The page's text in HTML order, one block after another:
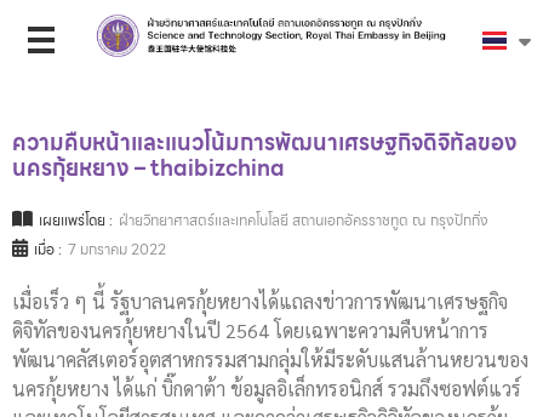
ความคืบหน้าและแนวโน้มการพัฒนาเศรษฐกิจดิจิทัลของ
นครกุ้ยหยาง – thaibizchina
เผยแพร่โดย : ฝ่ายวิทยาศาสตร์และเทคโนโลยี สถานเอกอัครราชทูต ณ กรุงปักกิ่ง
เมื่อ : 7 มกราคม 2022
เมื่อเร็ว ๆ นี้ รัฐบาลนครกุ้ยหยางได้แถลงข่าวการพัฒนาเศรษฐกิจ
ดิจิทัลของนครกุ้ยหยางในปี 2564 โดยเฉพาะความคืบหน้าการ
พัฒนาคลัสเตอร์อุตสาหกรรมสามกลุ่มให้มีระดับแสนล้านหยวนของ
นครกุ้ยหยาง ได้แก่ บิ๊กดาต้า ข้อมูลอิเล็กทรอนิกส์ รวมถึงซอฟต์แวร์